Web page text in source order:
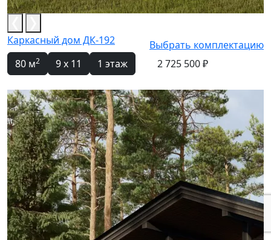
Каркасный дом ДК-192
80 м2 9 x 11 1 этаж
Выбрать комплектацию
2 725 500 ₽